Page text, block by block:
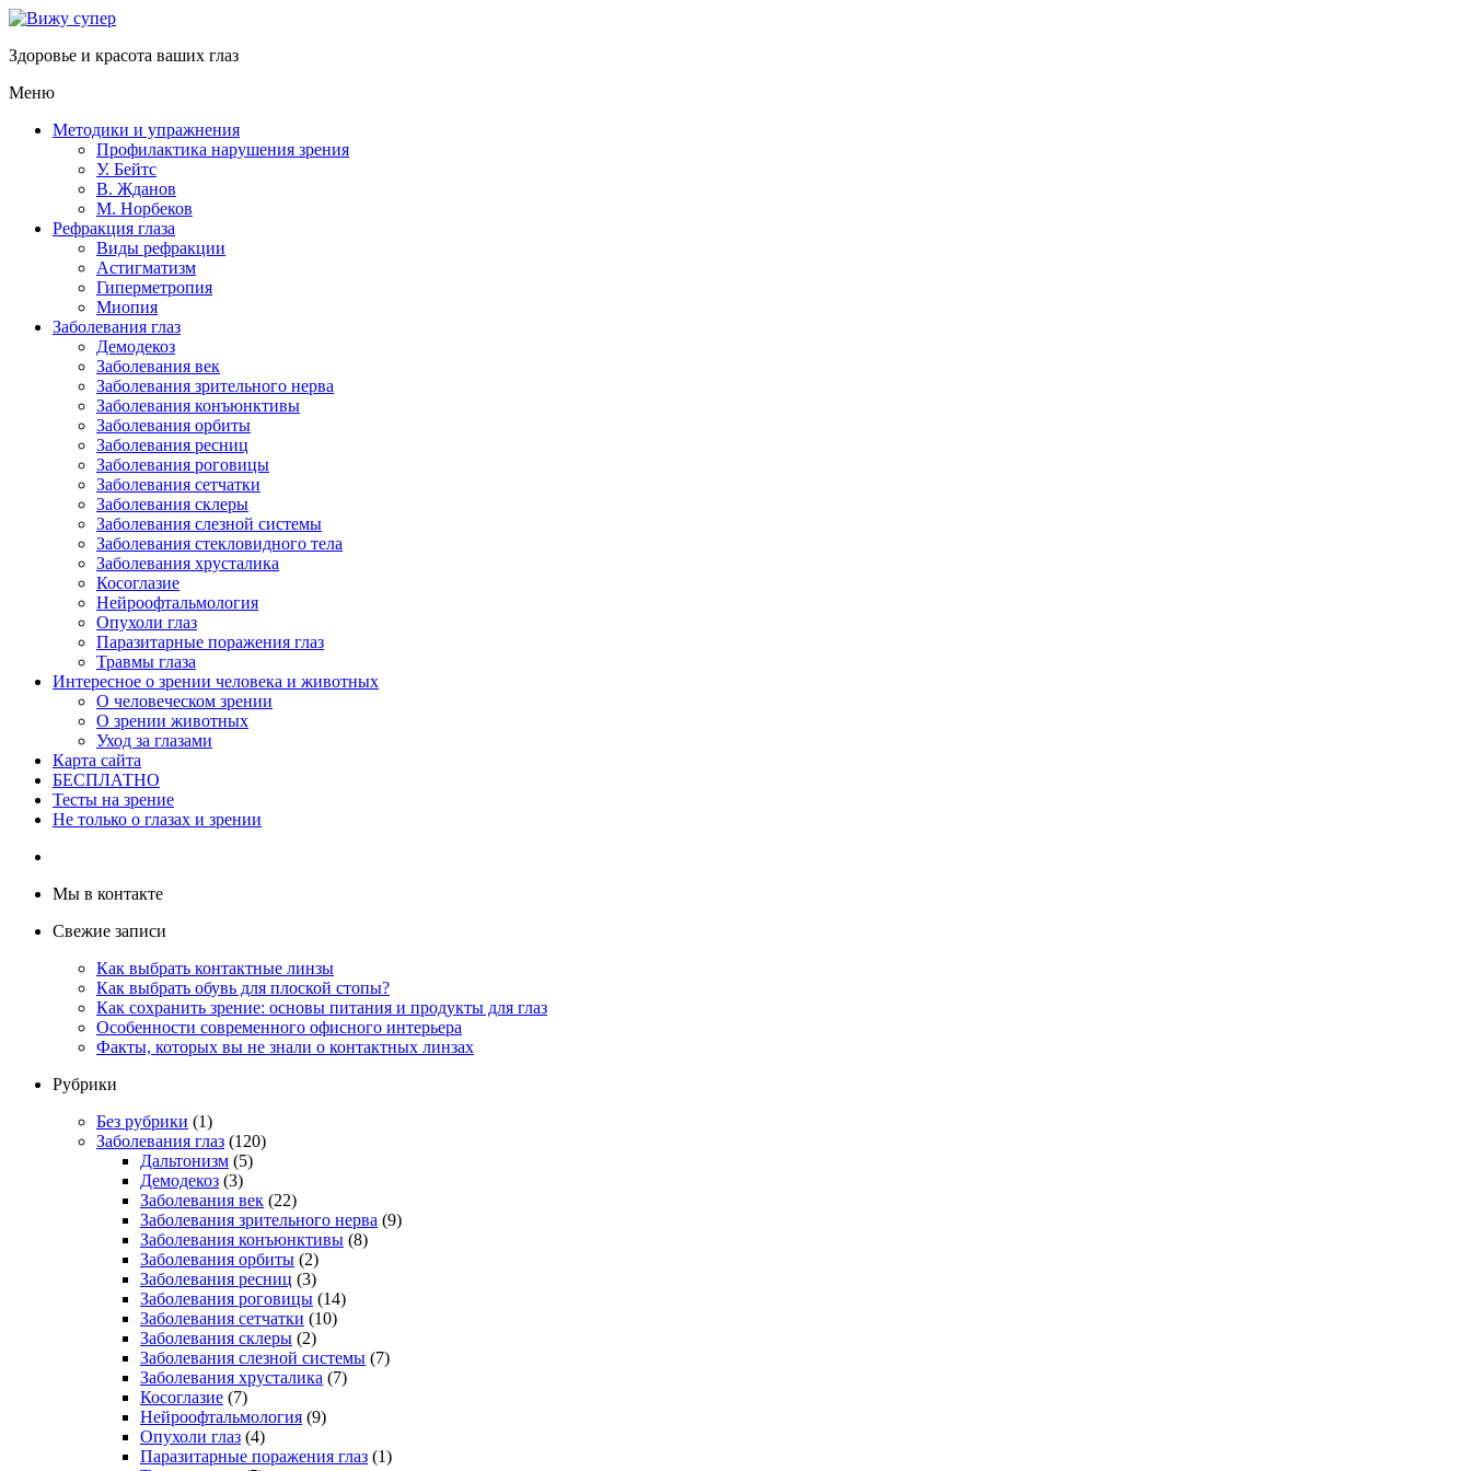
Здоровье и красота ваших глаз
Меню
Методики и упражнения
Профилактика нарушения зрения
У. Бейтс
В. Жданов
М. Норбеков
Рефракция глаза
Виды рефракции
Астигматизм
Гиперметропия
Миопия
Заболевания глаз
Демодекоз
Заболевания век
Заболевания зрительного нерва
Заболевания конъюнктивы
Заболевания орбиты
Заболевания ресниц
Заболевания роговицы
Заболевания сетчатки
Заболевания склеры
Заболевания слезной системы
Заболевания стекловидного тела
Заболевания хрусталика
Косоглазие
Нейроофтальмология
Опухоли глаз
Паразитарные поражения глаз
Травмы глаза
Интересное о зрении человека и животных
О человеческом зрении
О зрении животных
Уход за глазами
Карта сайта
БЕСПЛАТНО
Тесты на зрение
Не только о глазах и зрении
Мы в контакте
Свежие записи
Как выбрать контактные линзы
Как выбрать обувь для плоской стопы?
Как сохранить зрение: основы питания и продукты для глаз
Особенности современного офисного интерьера
Факты, которых вы не знали о контактных линзах
Рубрики
Без рубрики (1)
Заболевания глаз (120)
Дальтонизм (5)
Демодекоз (3)
Заболевания век (22)
Заболевания зрительного нерва (9)
Заболевания конъюнктивы (8)
Заболевания орбиты (2)
Заболевания ресниц (3)
Заболевания роговицы (14)
Заболевания сетчатки (10)
Заболевания склеры (2)
Заболевания слезной системы (7)
Заболевания хрусталика (7)
Косоглазие (7)
Нейроофтальмология (9)
Опухоли глаз (4)
Паразитарные поражения глаз (1)